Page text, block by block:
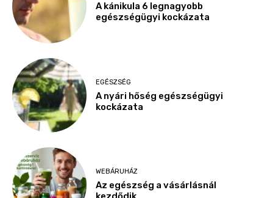
A kánikula 6 legnagyobb
egészségügyi kockázata
EGÉSZSÉG
A nyári hőség egészségügyi
kockázata
WEBÁRUHÁZ
Az egészség a vásárlásnál